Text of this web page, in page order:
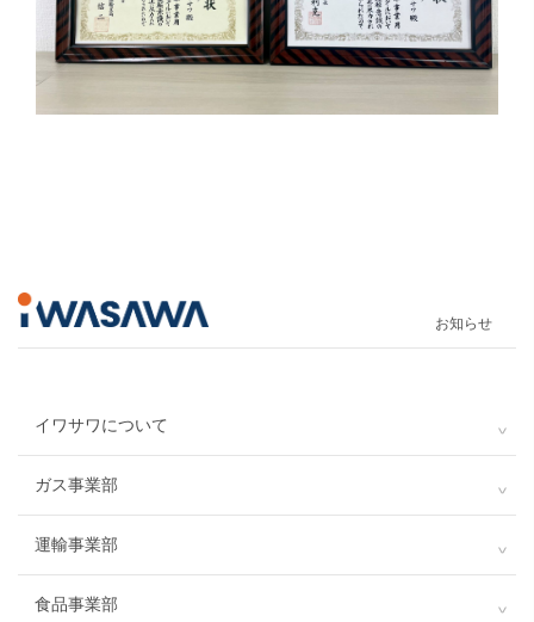
お知らせ
イワサワについて
ガス事業部
運輸事業部
食品事業部